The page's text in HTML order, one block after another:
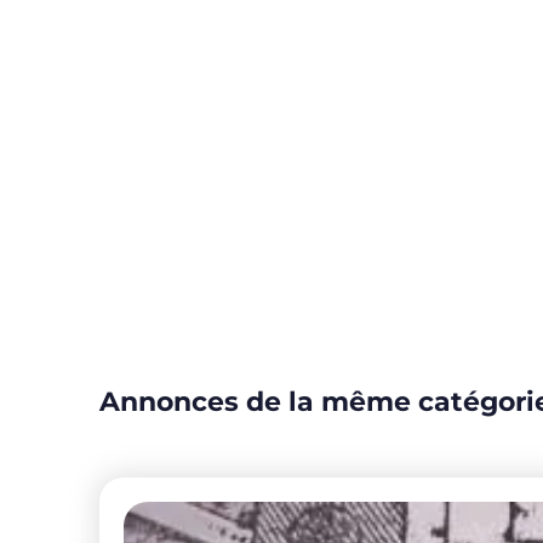
Annonces de la même